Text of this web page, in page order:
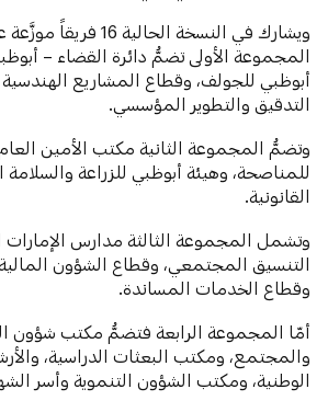
ويشارك في النسخة
المجموعة الأولى تضمُّ دائرة القضاء –
أبوظبي للجولف، وقطاع المشاريع
التدقيق والتطوير المؤسسي.
وتضمُّ المجموعة الثانية مكتب الأمين
للمناصحة، وهيئة أبوظبي للزراعة والسلامة
القانونية.
وتشمل المجموعة الثالثة مدارس الإمارات
التنسيق المجتمعي، وقطاع الشؤون
وقطاع الخدمات المساندة.
أمّا المجموعة الرابعة فتضمُّ مكتب شؤون
والمجتمع، ومكتب البعثات الدراسية،
الوطنية، ومكتب الشؤون التنموية وأسر